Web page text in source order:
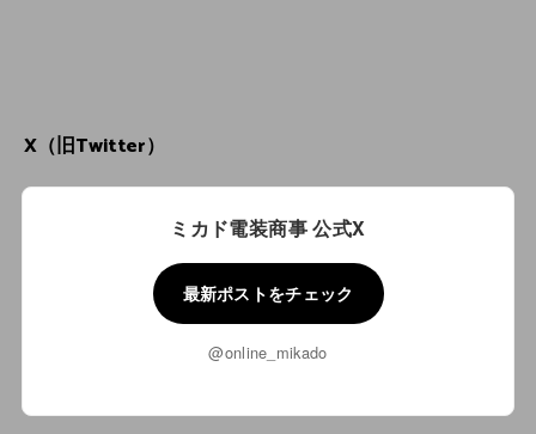
X（旧Twitter）
ミカド電装商事 公式X
最新ポストをチェック
@online_mikado